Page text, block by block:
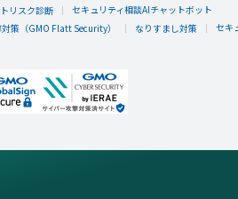
リスク診断
セキュリティ相談AIチャットボット
策（GMO Flatt Security） なりすまし対策 セキ